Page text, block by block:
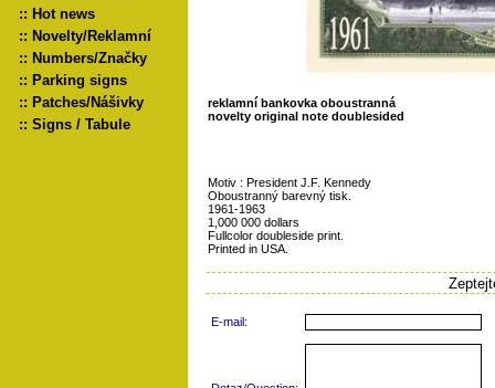
:: Hot news
:: Novelty/Reklamní
:: Numbers/Značky
:: Parking signs
:: Patches/Nášivky
:: Signs / Tabule
reklamní bankovka oboustranná
novelty original note doublesided
Motiv : President J.F. Kennedy
Oboustranný barevný tisk.
1961-1963
1,000 000 dollars
Fullcolor doubleside print.
Printed in USA.
E-mail: